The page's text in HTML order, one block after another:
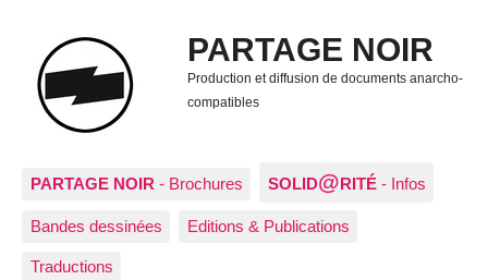
PARTAGE NOIR
Production et diffusion de documents anarcho-
compatibles
PARTAGE NOIR - Brochures SOLID@RITÉ - Infos
Bandes dessinées Editions & Publications
Traductions